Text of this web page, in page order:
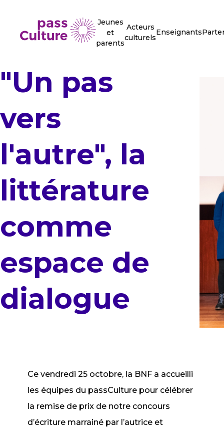
Jeunes
et
parents
Acteurs
culturels
Enseignants
"Un pas
vers
l'autre", la
littérature
comme
espace de
dialogue
Ce vendredi 25 octobre, la BNF a accueilli
les équipes du passCulture pour célébrer
la remise de prix de notre concours
d’écriture marrainé par l’autrice et